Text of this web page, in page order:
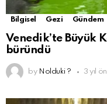
Bilgisel Gezi Gündem
Venedik’te Büyük
büründü
by Nolduki ? 3 yıl